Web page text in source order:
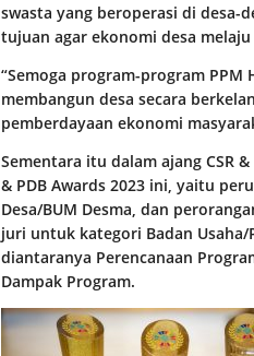
swasta yang beroperasi di desa-
tujuan agar ekonomi desa
“Semoga program-program
membangun desa secara
pemberdayaan ekonomi
Sementara itu dalam ajang CSR
& PDB Awards 2023 ini, yaitu
Desa/BUM Desma, dan
juri untuk kategori Badan
diantaranya Perencanaan
Dampak Program.